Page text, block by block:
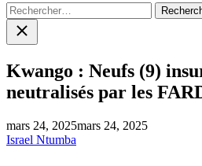
Rechercher :
Close
search
Kwango : Neufs (9)
neutralisés par les
mars 24, 2025mars 24, 2025
Israel Ntumba